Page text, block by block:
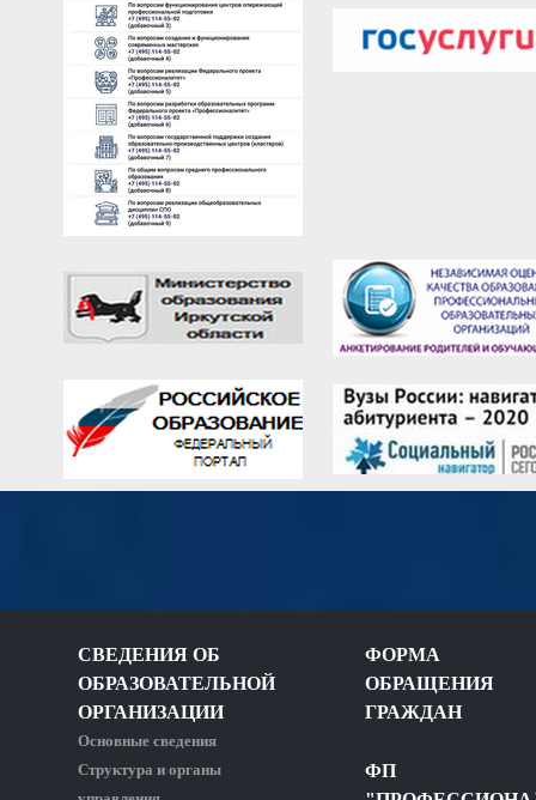
СВЕДЕНИЯ ОБ
ОБРАЗОВАТЕЛЬНОЙ
ОРГАНИЗАЦИИ
Основные сведения
Структура и органы
ФОРМА
ОБРАЩЕНИЯ
ГРАЖДАН
ФП